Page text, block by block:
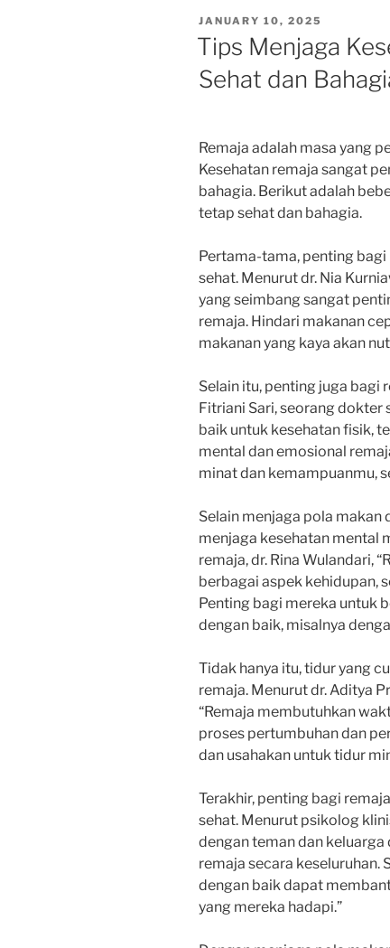
POSTED
ON
JANUARY 10, 2025
Tips Menjaga
Sehat dan
Remaja adalah masa yang
Kesehatan remaja sangat
bahagia. Berikut adalah
tetap sehat dan bahagia.
Pertama-tama, penting
sehat. Menurut dr. Nia
yang seimbang sangat
remaja. Hindari makanan
makanan yang kaya akan
Selain itu, penting juga bagi
Fitriani Sari, seorang dokter
baik untuk kesehatan fisik,
mental dan emosional
minat dan kemampuanmu,
Selain menjaga pola makan
menjaga kesehatan mental
remaja, dr. Rina Wulandari,
berbagai aspek kehidupan,
Penting bagi mereka untuk
dengan baik, misalnya
Tidak hanya itu, tidur yang
remaja. Menurut dr. Aditya
“Remaja membutuhkan
proses pertumbuhan dan
dan usahakan untuk tidur
Terakhir, penting bagi
sehat. Menurut psikolog
dengan teman dan
remaja secara keseluruhan.
dengan baik dapat
yang mereka hadapi.”